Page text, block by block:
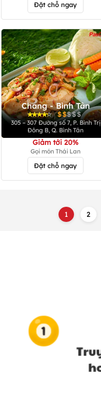
Đặt chỗ ngay
Chang - Bình Tân
|
305 – 307 Đường số 7, P. Bình Trị
Đông B, Q. Bình Tân
Giảm tới 20%
Gọi món Thái Lan
Đặt chỗ ngay
1 2